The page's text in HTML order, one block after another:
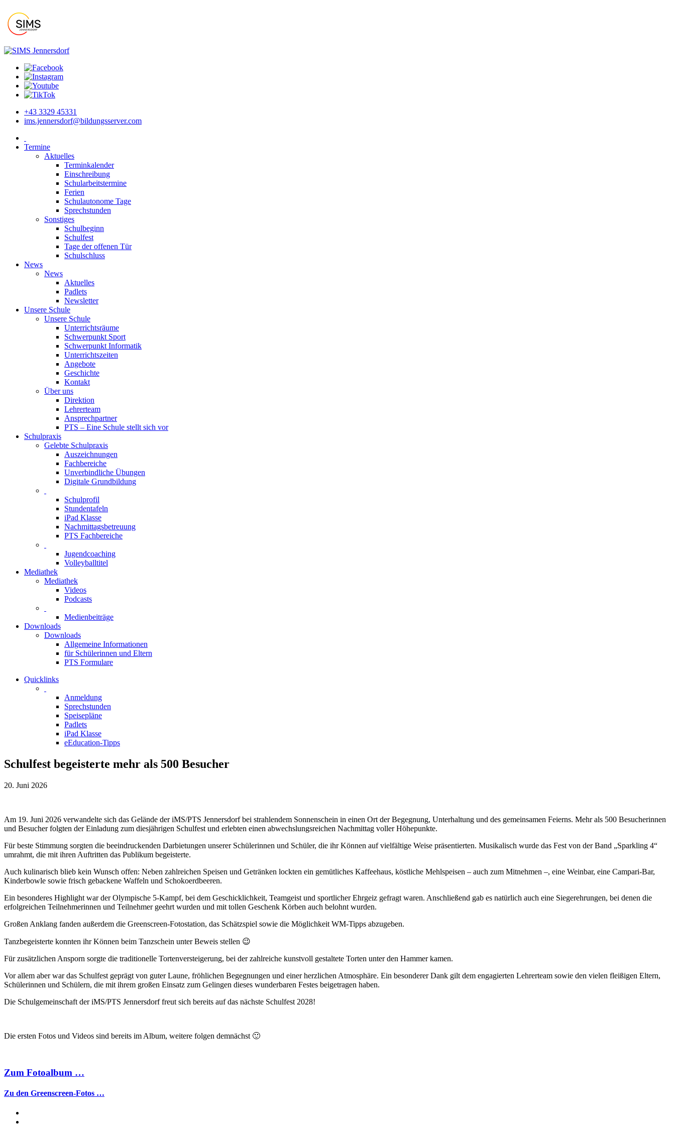
+43 3329 45331
ims.jennersdorf@bildungsserver.com
Termine
Aktuelles
Terminkalender
Einschreibung
Schularbeitstermine
Ferien
Schulautonome Tage
Sprechstunden
Sonstiges
Schulbeginn
Schulfest
Tage der offenen Tür
Schulschluss
News
News
Aktuelles
Padlets
Newsletter
Unsere Schule
Unsere Schule
Unterrichtsräume
Schwerpunkt Sport
Schwerpunkt Informatik
Unterrichtszeiten
Angebote
Geschichte
Kontakt
Über uns
Direktion
Lehrerteam
Ansprechpartner
PTS – Eine Schule stellt sich vor
Schulpraxis
Gelebte Schulpraxis
Auszeichnungen
Fachbereiche
Unverbindliche Übungen
Digitale Grundbildung
Schulprofil
Stundentafeln
iPad Klasse
Nachmittagsbetreuung
PTS Fachbereiche
Jugendcoaching
Volleyballtitel
Mediathek
Mediathek
Videos
Podcasts
Medienbeiträge
Downloads
Downloads
Allgemeine Informationen
für Schülerinnen und Eltern
PTS Formulare
Quicklinks
Anmeldung
Sprechstunden
Speisepläne
Padlets
iPad Klasse
eEducation-Tipps
Schulfest begeisterte mehr als 500 Besucher
20. Juni 2026
Am 19. Juni 2026 verwandelte sich das Gelände der iMS/PTS Jennersdorf bei strahlendem Sonnenschein in einen Ort der Begegnung, Unterhaltung und des gemeinsamen Feierns. Mehr als 500 Besucherinnen
und Besucher folgten der Einladung zum diesjährigen Schulfest und erlebten einen abwechslungsreichen Nachmittag voller Höhepunkte.
Für beste Stimmung sorgten die beeindruckenden Darbietungen unserer Schülerinnen und Schüler, die ihr Können auf vielfältige Weise präsentierten. Musikalisch wurde das Fest von der Band „Sparkling 4“
umrahmt, die mit ihren Auftritten das Publikum begeisterte.
Auch kulinarisch blieb kein Wunsch offen: Neben zahlreichen Speisen und Getränken lockten ein gemütliches Kaffeehaus, köstliche Mehlspeisen – auch zum Mitnehmen –, eine Weinbar, eine Campari-Bar,
Kinderbowle sowie frisch gebackene Waffeln und Schokoerdbeeren.
Ein besonderes Highlight war der Olympische 5-Kampf, bei dem Geschicklichkeit, Teamgeist und sportlicher Ehrgeiz gefragt waren. Anschließend gab es natürlich auch eine Siegerehrungen, bei denen die
erfolgreichen Teilnehmerinnen und Teilnehmer geehrt wurden und mit tollen Geschenk Körben auch belohnt wurden.
Großen Anklang fanden außerdem die Greenscreen-Fotostation, das Schätzspiel sowie die Möglichkeit WM-Tipps abzugeben.
Tanzbegeisterte konnten ihr Können beim Tanzschein unter Beweis stellen 😉
Für zusätzlichen Ansporn sorgte die traditionelle Tortenversteigerung, bei der zahlreiche kunstvoll gestaltete Torten unter den Hammer kamen.
Vor allem aber war das Schulfest geprägt von guter Laune, fröhlichen Begegnungen und einer herzlichen Atmosphäre. Ein besonderer Dank gilt dem engagierten Lehrerteam sowie den vielen fleißigen Eltern,
Schülerinnen und Schülern, die mit ihrem großen Einsatz zum Gelingen dieses wunderbaren Festes beigetragen haben.
Die Schulgemeinschaft der iMS/PTS Jennersdorf freut sich bereits auf das nächste Schulfest 2028!
Die ersten Fotos und Videos sind bereits im Album, weitere folgen demnächst 🙂
Zum Fotoalbum …
Zu den Greenscreen-Fotos …